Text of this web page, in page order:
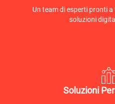
Un team di esperti pronti
soluzioni
Soluzioni